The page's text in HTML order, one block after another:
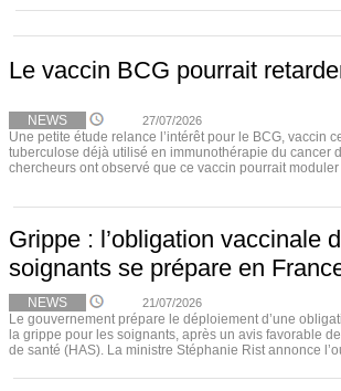
Le vaccin BCG pourrait
NEWS 27/07/2026
Une petite étude relance l’intérêt pour le BCG, vaccin
tuberculose déjà utilisé en immunothérapie du cancer
chercheurs ont observé que ce vaccin pourrait moduler
Grippe : l’obligation vaccinale
soignants se prépare en
NEWS 21/07/2026
Le gouvernement prépare le déploiement d’une
la grippe pour les soignants, après un avis favorable
de santé (HAS). La ministre Stéphanie Rist annonce